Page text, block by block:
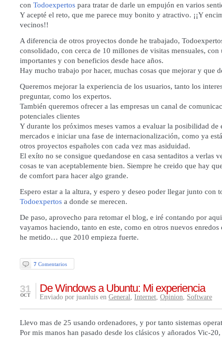
con Todoexpertos para tratar de darle un empujón en varios
Y acepté el reto, que me parece muy bonito y atractivo. ¡¡Y
vecinos!!
A diferencia de otros proyectos donde he trabajado,
consolidado, con cerca de 10 millones de visitas mensuales, con
importantes y con beneficios desde hace años.
Hay mucho trabajo por hacer, muchas cosas que mejorar y que
Queremos mejorar la experiencia de los usuarios, tanto los
preguntar, como los expertos.
También queremos ofrecer a las empresas un canal de
potenciales clientes
Y durante los próximos meses vamos a evaluar la posibilidad de
mercados e iniciar una fase de internacionalización, como ya
otros proyectos españoles con cada vez mas asiduidad.
El exíto no se consigue quedandose en casa sentaditos a verlas
cosas te van aceptablemente bien. Siempre he creido que hay
de comfort para hacer algo grande.
Espero estar a la altura, y espero y deseo poder llegar junto con
Todoexpertos a donde se merecen.
De paso, aprovecho para retomar el blog, e iré contando por
vayamos haciendo, tanto en este, como en otros nuevos enredos
he metido… que 2010 empieza fuerte.
7 Comentarios
De Windows a Ubuntu: Mi experiencia
31
OCT Enviado por juanluis en General, Internet, Opinion, Software
Llevo mas de 25 usando ordenadores, y por tanto sistemas
Por mis manos han pasado desde los clásicos y añorados Vic-